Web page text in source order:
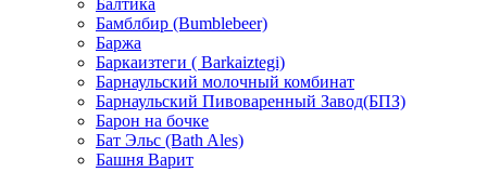
Бамблбир (Bumblebeer)
Баржа
Баркаизтеги ( Barkaiztegi)
Барнаульский молочный комбинат
Барнаульский Пивоваренный Завод(БПЗ)
Барон на бочке
Бат Эльс (Bath Ales)
Башня Варит